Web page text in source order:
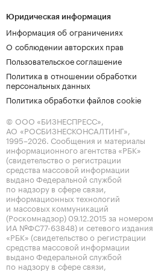
Юридическая информация
Информация об ограничениях
О соблюдении авторских прав
Пользовательское соглашение
Политика в отношении обработки
персональных данных
Политика обработки файлов cookie
© ООО «БИЗНЕСПРЕСС»,
АО «РОСБИЗНЕСКОНСАЛТИНГ»,
1995–2026. Сообщения и материалы
информационного агентства «РБК»
(свидетельство о регистрации
средства массовой информации
выдано Федеральной службой
по надзору в сфере связи,
информационных технологий
и массовых коммуникаций
(Роскомнадзор) 09.12.2015 за номером
ИА №ФС77-63848) и сетевого издания
«РБК» (свидетельство о регистрации
средства массовой информации
выдано Федеральной службой
по надзору в сфере связи,